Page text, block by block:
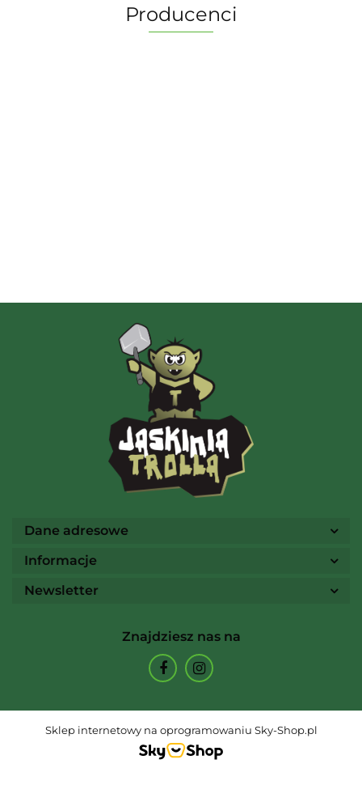
Producenci
AMIGO Spiel
Ammo
Archon Studio
Dane adresowe
Informacje
Newsletter
Znajdziesz nas na
Sklep internetowy na oprogramowaniu Sky-Shop.pl